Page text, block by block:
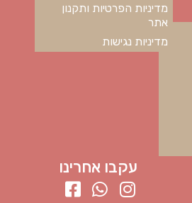
מדיניות הפרטיות ותקנון
אתר
מדיניות נגישות
עקבו אחרינו